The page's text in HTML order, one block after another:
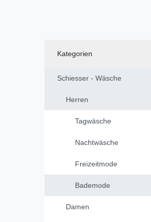
Kategorien
Schiesser - Wäsche
Herren
Tagwäsche
Nachtwäsche
Freizeitmode
Bademode
Damen